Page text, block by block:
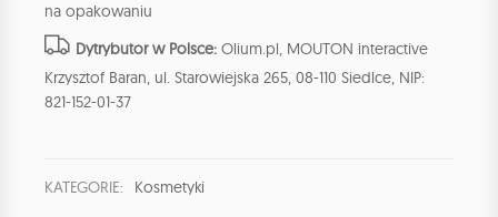
na opakowaniu
Dytrybutor w Polsce: Olium.pl, MOUTON interactive
Krzysztof Baran, ul. Starowiejska 265, 08-110 Siedlce, NIP:
821-152-01-37
KATEGORIE: Kosmetyki